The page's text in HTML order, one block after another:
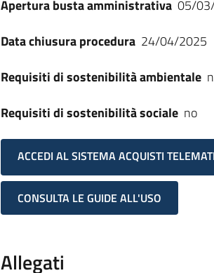
Apertura busta amministrativa 05/
Data chiusura procedura 24/04/2025
Requisiti di sostenibilità ambientale
Requisiti di sostenibilità sociale no
ACCEDI AL SISTEMA ACQUISTI
CONSULTA LE GUIDE ALL'USO
Allegati